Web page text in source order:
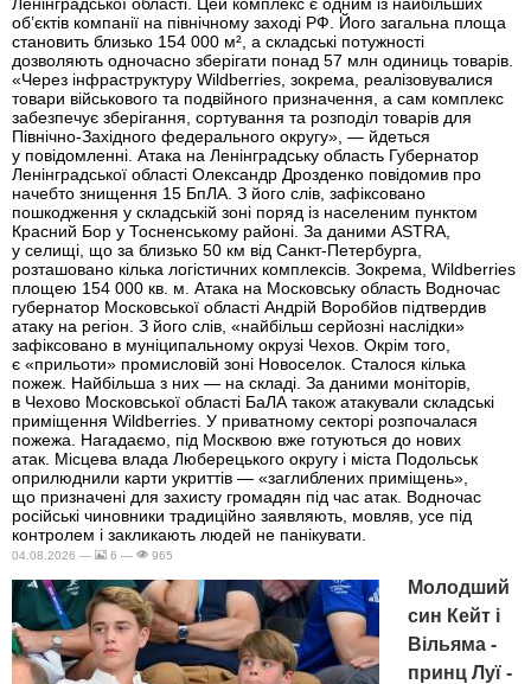
об’єктів компанії на північному заході РФ. Його загальна площа
становить близько 154 000 м², а складські потужності
дозволяють одночасно зберігати понад 57 млн одиниць товарів.
«Через інфраструктуру Wildberries, зокрема, реалізовувалися
товари військового та подвійного призначення, а сам комплекс
забезпечує зберігання, сортування та розподіл товарів для
Північно-Західного федерального округу», — йдеться
у повідомленні. Атака на Ленінградську область Губернатор
Ленінградської області Олександр Дрозденко повідомив про
начебто знищення 15 БпЛА. З його слів, зафіксовано
пошкодження у складській зоні поряд із населеним пунктом
Красний Бор у Тосненському районі. За даними ASTRA,
у селищі, що за близько 50 км від Санкт-Петербурга,
розташовано кілька логістичних комплексів. Зокрема, Wildberries
площею 154 000 кв. м. Атака на Московську область Водночас
губернатор Московської області Андрій Воробйов підтвердив
атаку на регіон. З його слів, «найбільш серйозні наслідки»
зафіксовано в муніципальному окрузі Чехов. Окрім того,
є «прильоти» промисловій зоні Новоселок. Сталося кілька
пожеж. Найбільша з них — на складі. За даними моніторів,
в Чехово Московської області БаЛА також атакували складські
приміщення Wildberries. У приватному секторі розпочалася
пожежа. Нагадаємо, під Москвою вже готуються до нових
атак. Місцева влада Люберецького округу і міста Подольськ
оприлюднили карти укриттів — «заглиблених приміщень»,
що призначені для захисту громадян під час атак. Водночас
російські чиновники традиційно заявляють, мовляв, усе під
контролем і закликають людей не панікувати.
04.08.2026 — 6 — 965
Молодший
син Кейт і
Вільяма -
принц Луї -